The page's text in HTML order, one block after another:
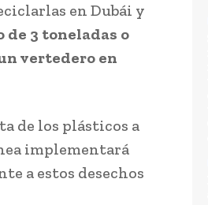
en Dubái y
de 3 toneladas o
vertedero en
de los plásticos a
implementará
a estos desechos